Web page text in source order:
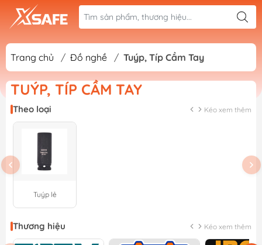
Trang chủ / Đồ nghề / Tuýp, Típ Cầm Tay
TUÝP, TÍP CẦM TAY
Theo loại Kéo xem thêm
Tuýp lẻ
Thương hiệu Kéo xem thêm